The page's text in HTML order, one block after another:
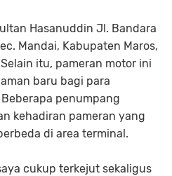
Hasanuddin Jl. Bandara
Mandai, Kabupaten Maros,
itu, pameran motor ini
baru bagi para
penumpang
kehadiran pameran yang
di area terminal.
cukup terkejut sekaligus